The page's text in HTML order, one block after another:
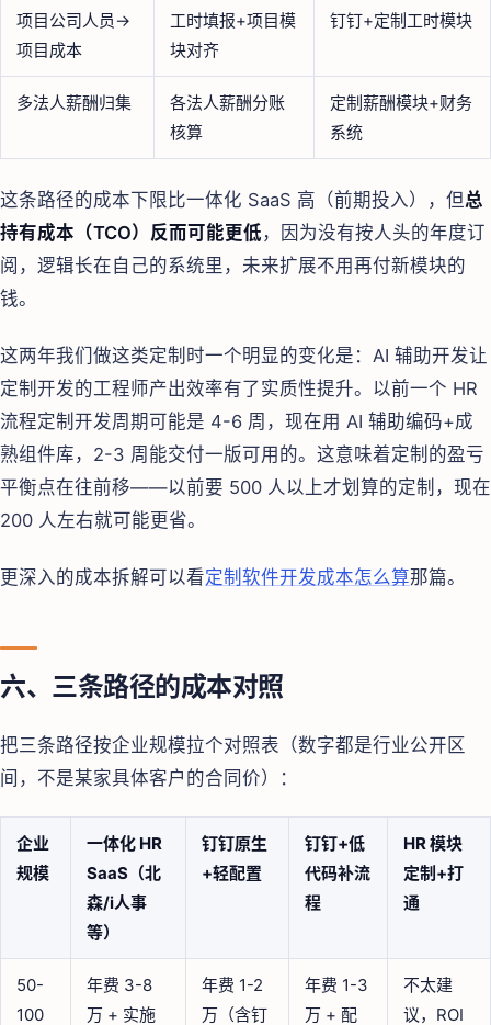
项目公司人员→
项目成本
工时填报+项目模
块对齐
钉钉+定制工时模块
多法人薪酬归集
各法人薪酬分账
核算
定制薪酬模块+财务
系统
这条路径的成本下限比一体化 SaaS 高（前期投入），但总
持有成本（TCO）反而可能更低 ，因为没有按人头的年度订
阅，逻辑长在自己的系统里，未来扩展不用再付新模块的
钱。
这两年我们做这类定制时一个明显的变化是：AI 辅助开发让
定制开发的工程师产出效率有了实质性提升。以前一个 HR
流程定制开发周期可能是 4-6 周，现在用 AI 辅助编码+成
熟组件库，2-3 周能交付一版可用的。这意味着定制的盈亏
平衡点在往前移——以前要 500 人以上才划算的定制，现在
200 人左右就可能更省。
更深入的成本拆解可以看定制软件开发成本怎么算那篇。
六、三条路径的成本对照
把三条路径按企业规模拉个对照表（数字都是行业公开区
间，不是某家具体客户的合同价）：
企业
规模
一体化 HR
SaaS（北
森/i人事
等）
钉钉原生
+轻配置
钉钉+低
代码补流
程
HR 模块
定制+打
通
50-
100
年费 3-8
万 + 实施
年费 1-2
万（含钉
年费 1-3
万 + 配
不太建
议，ROI